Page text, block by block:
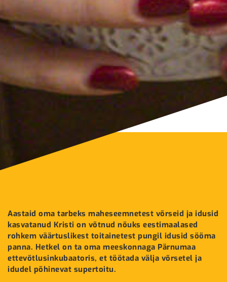
Aastaid oma tarbeks maheseemnetest võrseid ja idusid
kasvatanud Kristi on võtnud nõuks eestimaalased
rohkem väärtuslikest toitainetest pungil idusid sööma
panna. Hetkel on ta oma meeskonnaga Pärnumaa
ettevõtlusinkubaatoris, et töötada välja võrsetel ja
idudel põhinevat supertoitu.